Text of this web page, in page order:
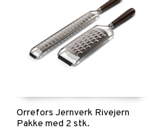
Orrefors Jernverk Rivejern
Pakke med 2 stk.